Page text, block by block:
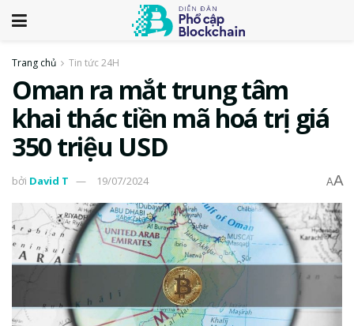
Trang chủ Tin tức 24H
Oman ra mắt trung tâm
khai thác tiền mã hoá trị giá
350 triệu USD
bởi David T 19/07/2024 AA